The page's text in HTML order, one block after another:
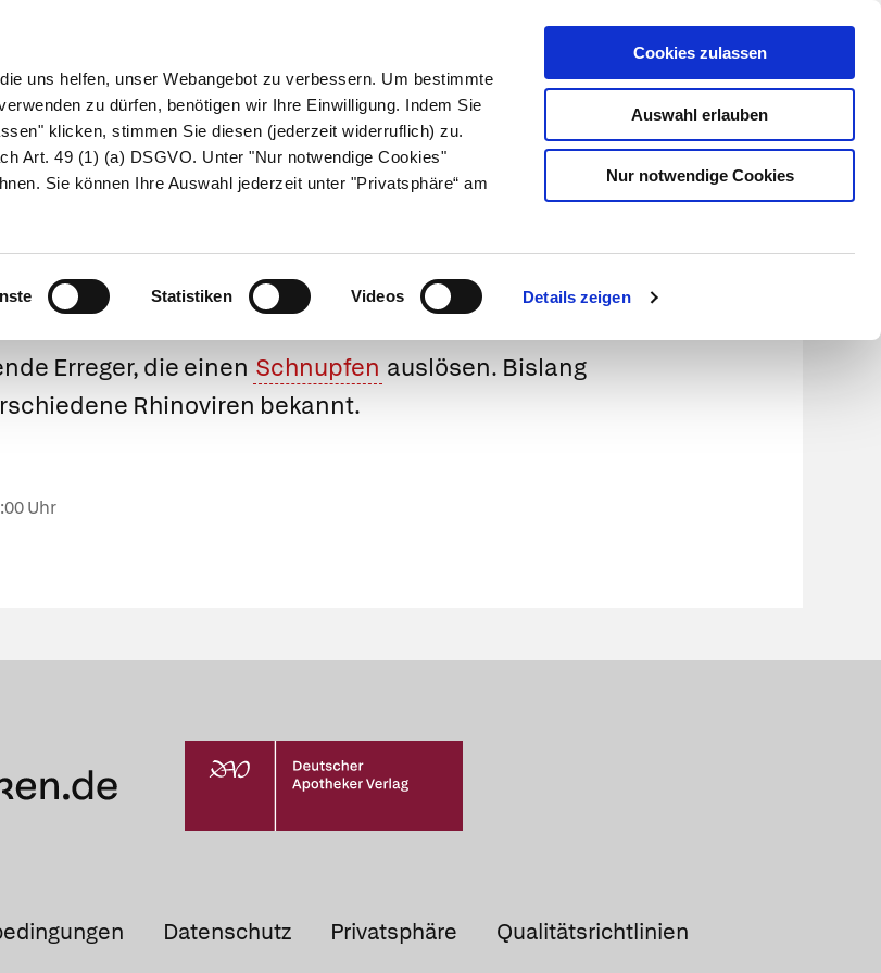
uns helfen, unser Webangebot zu verbessern. Um bestimmte
zu dürfen, benötigen wir Ihre Einwilligung. Indem Sie
klicken, stimmen Sie diesen (jederzeit widerruflich) zu.
Art. 49 (1) (a) DSGVO. Unter "Nur notwendige Cookies"
Sie können Ihre Auswahl jederzeit unter "Privatsphäre“ am
Statistiken Videos Details zeigen
Cookies zulassen
Auswahl erlauben
Nur notwendige Cookies
Kundenlogin
Suche
Naturheilkunde Eltern & Kind Gesund leben Über uns
Erreger, die einen Schnupfen auslösen. Bislang
Rhinoviren bekannt.
Uhr
Datenschutz Privatsphäre Qualitätsrichtlinien